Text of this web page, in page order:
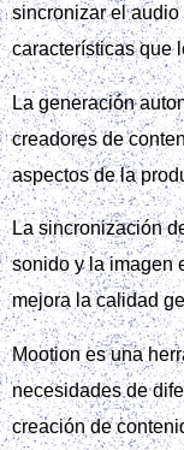
sincronizar el
características que
La generación
creadores de
aspectos de la
La sincronización
sonido y la imagen
mejora la calidad
Mootion es una
necesidades de
creación de